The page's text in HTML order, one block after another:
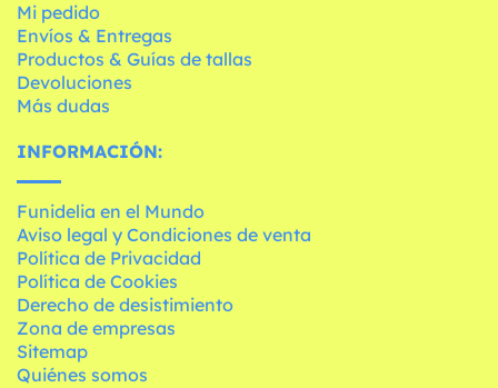
Mi pedido
Envíos & Entregas
Productos & Guías de tallas
Devoluciones
Más dudas
INFORMACIÓN:
Funidelia en el Mundo
Aviso legal y Condiciones de venta
Política de Privacidad
Política de Cookies
Derecho de desistimiento
Zona de empresas
Sitemap
Quiénes somos